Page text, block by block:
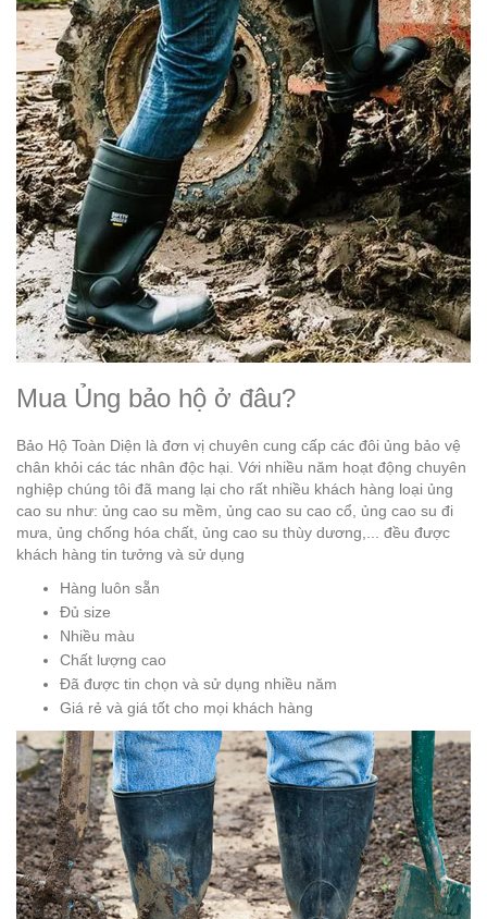
Mua Ủng bảo hộ ở đâu?
Bảo Hộ Toàn Diện là đơn vị chuyên cung cấp các đôi ủng bảo vệ
chân khỏi các tác nhân độc hại. Với nhiều năm hoạt động chuyên
nghiệp chúng tôi đã mang lại cho rất nhiều khách hàng loại ủng
cao su như: ủng cao su mềm, ủng cao su cao cổ, ủng cao su đi
mưa, ủng chống hóa chất, ủng cao su thùy dương,... đều được
khách hàng tin tưởng và sử dụng
Hàng luôn sẵn
Đủ size
Nhiều màu
Chất lượng cao
Đã được tin chọn và sử dụng nhiều năm
Giá rẻ và giá tốt cho mọi khách hàng